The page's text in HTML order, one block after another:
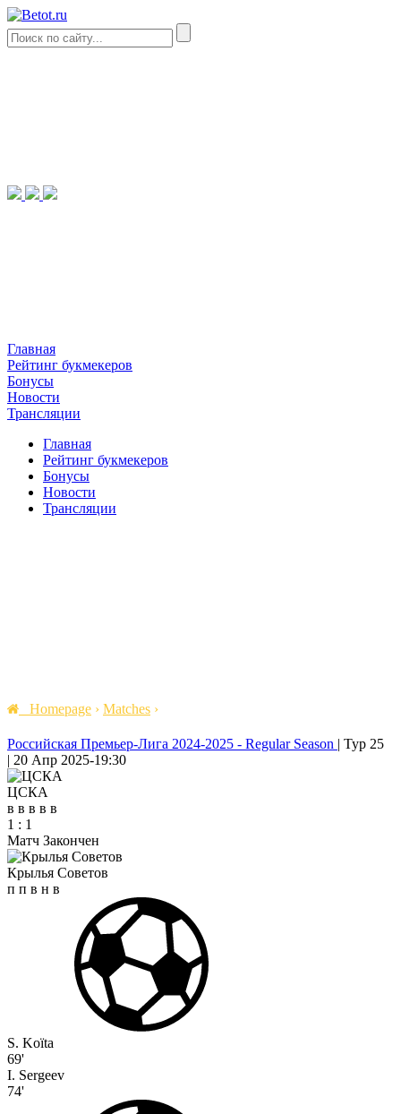
Главная
Рейтинг букмекеров
Бонусы
Новости
Трансляции
Главная
Рейтинг букмекеров
Бонусы
Новости
Трансляции
Homepage › Matches ›
Российская Премьер-Лига 2024-2025 - Regular Season | Тур 25
| 20 Апр 2025-19:30
ЦСКА
в в в в в
1 : 1
Матч Закончен
Крылья Советов
п п в н в
S. Koïta
69'
I. Sergeev
74'